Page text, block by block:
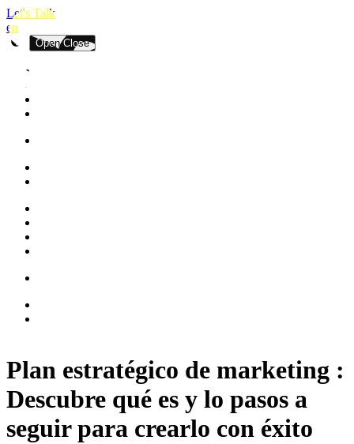
Let's Talk
en
Open Close
Plan estratégico de marketing :
Descubre qué es y lo pasos a
seguir para crearlo con éxito